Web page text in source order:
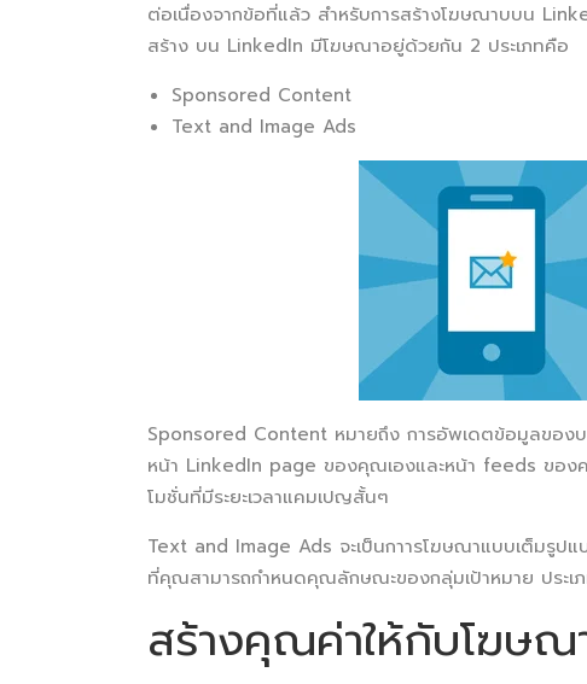
ต่อเนื่องจากข้อที่แล้ว สำหรับการสร้างโฆษณาบบน
สร้าง บน LinkedIn มีโฆษณาอยู่ด้วยกัน 2 ประเภทคือ
Sponsored Content
Text and Image Ads
Sponsored Content หมายถึง การอัพเดตข้อมูลของ
หน้า LinkedIn page ของคุณเองและหน้า feeds ของ
โมชั่นที่มีระยะเวลาแคมเปญสั้นๆ
Text and Image Ads จะเป็นกาารโฆษณาแบบเต็มรูปแ
ที่คุณสามารถกำหนดคุณลักษณะของกลุ่มเป้าหมาย ประเ
สร้างคุณค่าให้กับโฆษ